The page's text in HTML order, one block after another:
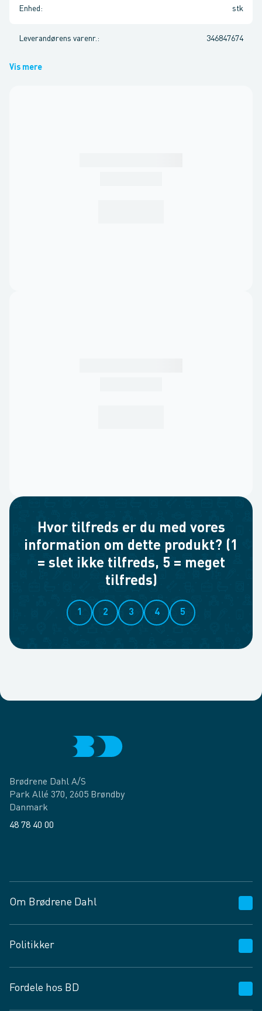
Enhed : stk
Leverandørens varenr. : 346847674
Vis mere
Hvor tilfreds er du med vores
information om dette produkt? (1
= slet ikke tilfreds, 5 = meget
tilfreds)
1 2 3 4 5
Brødrene Dahl A/S
Park Allé 370, 2605 Brøndby
Danmark
48 78 40 00
Om Brødrene Dahl
Vagttelefon 30 10 89 89
Spørgsmål og svar
Job og karriere
Politikker
Privatlivspolitik
Fordele hos BD